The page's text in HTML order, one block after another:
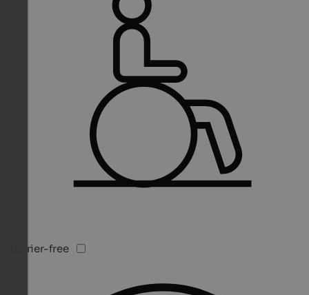
Barrier-free